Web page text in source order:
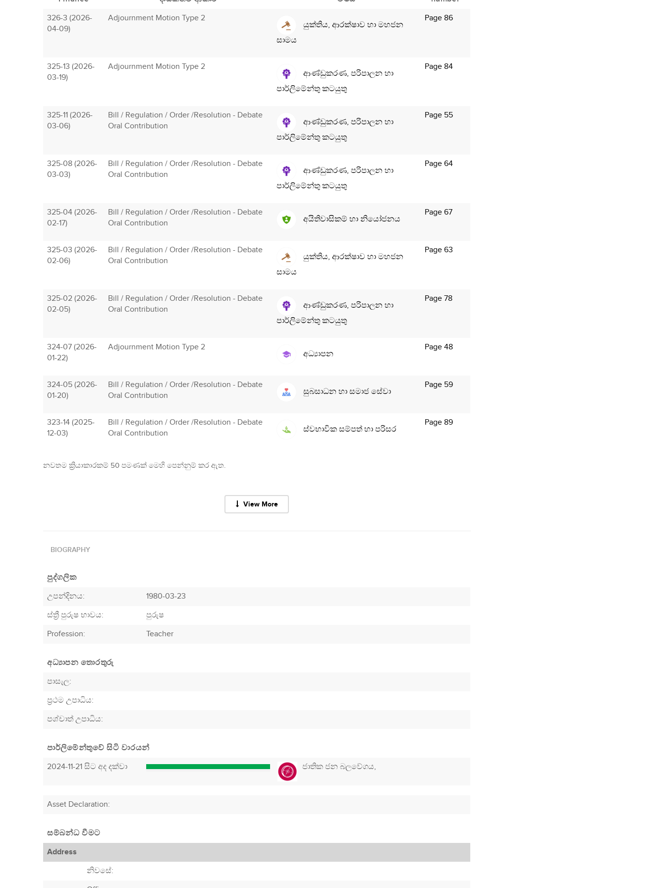
326-3 (2026-
04-09)
Adjournment Motion Type 2
යුක්තිය, ආරක්ෂාව හා මහජන
සාමය
Page 86
325-13 (2026-
03-19)
Adjournment Motion Type 2
ආණ්ඩුකරණ, පරිපාලන හා
පාර්ලිමේන්තු කටයුතු
Page 84
325-11 (2026-
03-06)
Bill / Regulation / Order /Resolution - Debate
Oral Contribution
ආණ්ඩුකරණ, පරිපාලන හා
පාර්ලිමේන්තු කටයුතු
Page 55
325-08 (2026-
03-03)
Bill / Regulation / Order /Resolution - Debate
Oral Contribution
ආණ්ඩුකරණ, පරිපාලන හා
පාර්ලිමේන්තු කටයුතු
Page 64
325-04 (2026-
02-17)
Bill / Regulation / Order /Resolution - Debate
Oral Contribution
අයිතිවාසිකම් හා නියෝජනය
Page 67
325-03 (2026-
02-06)
Bill / Regulation / Order /Resolution - Debate
Oral Contribution
යුක්තිය, ආරක්ෂාව හා මහජන
සාමය
Page 63
325-02 (2026-
02-05)
Bill / Regulation / Order /Resolution - Debate
Oral Contribution
ආණ්ඩුකරණ, පරිපාලන හා
පාර්ලිමේන්තු කටයුතු
Page 78
324-07 (2026-
01-22)
Adjournment Motion Type 2
අධ්‍යාපන
Page 48
324-05 (2026-
01-20)
Bill / Regulation / Order /Resolution - Debate
Oral Contribution
සුබසාධන හා සමාජ සේවා
Page 59
323-14 (2025-
12-03)
Bill / Regulation / Order /Resolution - Debate
Oral Contribution
ස්වභාවික සම්පත් හා පරිසර
Page 89
නවතම ක්‍රියාකාරකම් 50 පමණක් මෙහි පෙන්නුම් කර ඇත.
View More
BIOGRAPHY
පුද්ගලික
උපන්දිනය:
1980-03-23
ස්ත්‍රී පුරුෂ භාවය:
පුරුෂ
Profession: Teacher
අධ්‍යාපන තොරතුරු
පාසැල:
ප්‍රථම උපාධිය:
පශ්චාත් උපාධිය:
පාර්ලිමේන්තුවේ සිටි වාරයන්
2024-11-21 සිට අද දක්වා
ජාතික ජන බලවේගය,
Asset Declaration:
සම්බන්ධ වීමට
Address
නිවසේ: